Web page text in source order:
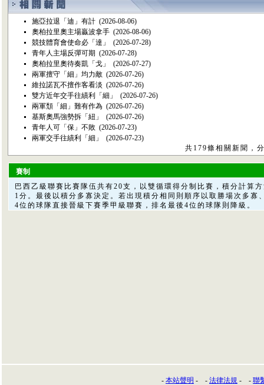
施亞拉退「迪」有計(2026-08-06)
奧柏拉里奧主場贏波拿手(2026-08-06)
競技體育會使命必「達」
(2026-07-28)
青年人主場反彈可期 (2026-07-28)
奧柏拉里奧待奏凱「戈」
(2026-07-27)
兩軍擅守「細」均力敵(2026-07-26)
維拉諾瓦不擅作客看淡 (2026-07-26)
雙方近年交手往績利「細」
(2026-07-26)
兩軍頹「細」難有作為(2026-07-26)
基斯奧馬強勢拆「紐」
(2026-07-26)
青年人可「保」不敗(2026-07-23)
兩軍交手往績利「細」
(2026-07-23)
共179條相關新聞，
賽制
巴西乙級聯賽比賽隊伍共有20支，以雙循環得分制比賽，積分計算
1分。最後以積分多寡決定。若出現積分相同則順序以取勝場次多
4位的球隊直接晉級下賽季甲級聯賽，排名最後4位的球隊則降級。
- 本站聲明 - - 法律法規 - - 聯